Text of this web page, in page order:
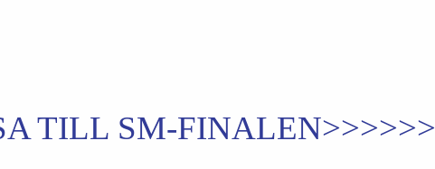
TILL SM-FINALEN>>>>>>